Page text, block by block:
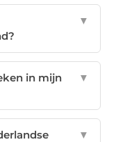
▼
in mijn
▼
▼